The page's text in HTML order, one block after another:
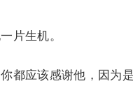
片生机。
应该感谢他，因为是